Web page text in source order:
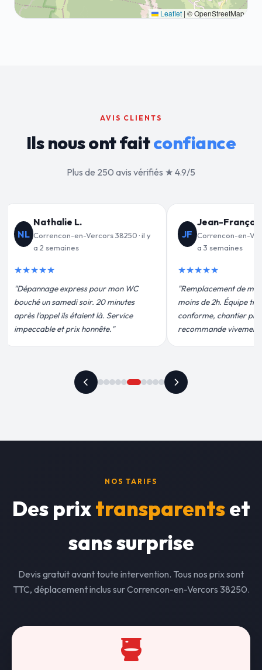
Leaflet | © OpenStreetMap
AVIS CLIENTS
Ils nous ont faitconfiance
Plus de 250 avis vérifiés ★ 4.9/5
C.
en-Vercors 38250 · il y
de mon chauffe-eau en
très pro, devis
propre. Je
vivement."
VD
Valérie D.
Correncon-en-Vercors 38250 · il y
"Un grand merci à Sylvain Plombier
pour leur intervention rapide et
efficace. Fuite réparée en 30 min, prix
plus qu'honnête !"
NOS TARIFS
Des prixtransparentset
sans surprise
Devis gratuit avant toute intervention. Tous nos prix sont
TTC, déplacement inclus sur Correncon-en-Vercors 38250.